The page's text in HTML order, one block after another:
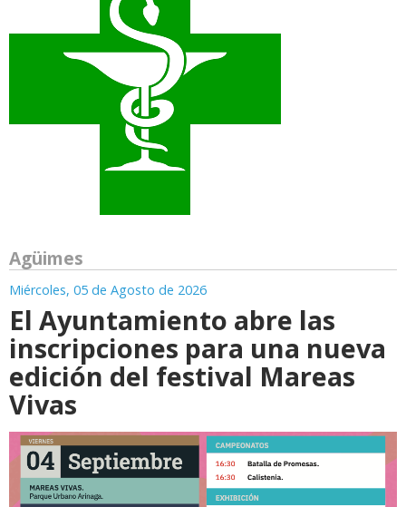
Agüimes
Miércoles, 05 de Agosto de 2026
El Ayuntamiento abre las
inscripciones para una nueva
edición del festival Mareas
Vivas